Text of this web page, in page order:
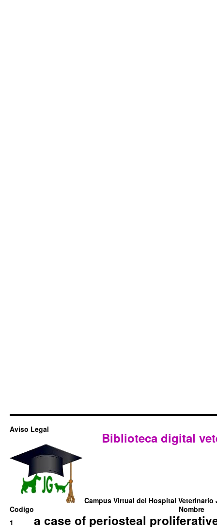
Aviso Legal
Biblioteca digital
Campus Virtual del Hospital Veterinario
Codigo
Nombre
1
a case of periosteal